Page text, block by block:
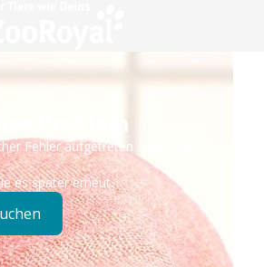
Problem
Fehler aufgetreten – wir sind
es später erneut.